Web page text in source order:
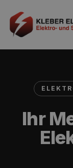
Ihr